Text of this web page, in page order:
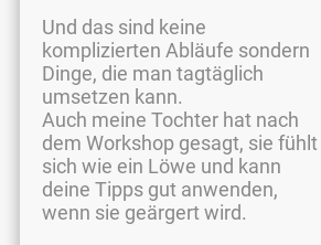
Und das sind keine
komplizierten Abläufe sondern
Dinge, die man tagtäglich
umsetzen kann.
Auch meine Tochter hat nach
dem Workshop gesagt, sie fühlt
sich wie ein Löwe und kann
deine Tipps gut anwenden,
wenn sie geärgert wird.